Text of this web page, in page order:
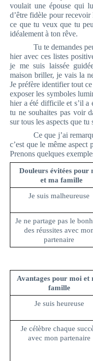
voulait une épouse qui
d’être fidèle pour
ce que tu veux que tu
idéalement à ton rêve.
Tu te demandes
hier avec ces listes
je me suis laissée
maison briller, je vais la
Je préfère identifier tout
exposer les symboles
hier a été difficile et s’il a
tu ne souhaites pas voir
sur tous les aspects que tu
Ce que j’ai
c’est que le même aspect
Prenons quelques
Douleurs évitées pour
et ma famille
Je suis malheureuse
Je ne partage pas le
des réussites avec
partenaire
Avantages pour moi et
famille
Je suis heureuse
Je célèbre chaque
avec mon partenaire